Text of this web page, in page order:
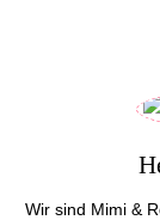
Wir sind Mimi &